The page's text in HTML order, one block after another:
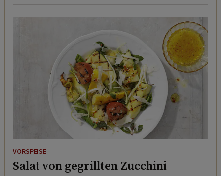
VORSPEISE
Salat von gegrillten Zucchini